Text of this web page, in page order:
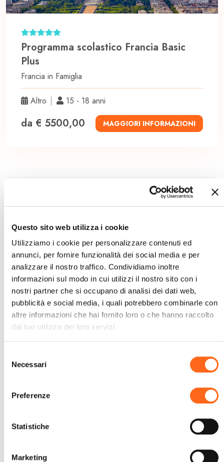
Questo sito web utilizza i cookie
Utilizziamo i cookie per personalizzare contenuti ed
annunci, per fornire funzionalità dei social media e per
analizzare il nostro traffico. Condividiamo inoltre
informazioni sul modo in cui utilizzi il nostro sito con i
nostri partner che si occupano di analisi dei dati web,
pubblicità e social media, i quali potrebbero combinarle con
altre informazioni che hai fornito loro o che hanno raccolto
dal tuo utilizzo dei loro servizi.
delNecessari
Preferenze
Statistiche
Marketing
Programma scolastico Francia Basic
Plus
Francia in Famiglia
Altro 15 - 18 anni
da € 5500,00 MAGGIORI INFORMAZIONI
Personalizza il tuo viaggio per un'esperieza su misura.